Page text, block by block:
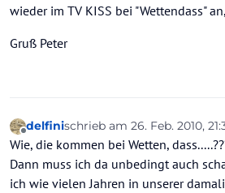
wieder im TV KISS bei "Wettendass" an,
Gruß Peter
Offline
delfinischrieb am 26. Feb. 2010,
zuletzt editiert von
Wie, die kommen bei Wetten,
Dann muss ich da unbedingt auch
ich wie vielen Jahren in unserer